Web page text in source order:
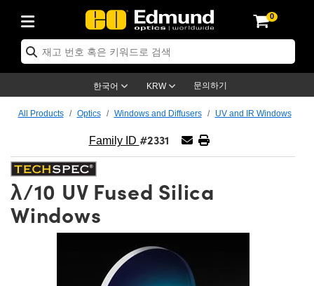
0
한국어 KRW 문의하기
Optics
Optics
Expanders
System
and Breadboards
Objectives
and Electronics
Lenses
(S-Mount Lenses)
Magnification Lenses
Objectives
Cameras
Cameras
이트 & 조명
Accessories
Targets
Targets
& Stage Micrometers
Level Test Targets
& Detection
Solutions
and Electronics
& Production
Handling Tools
Products
By Application
Imaging
By Brand
Products
신제품
Lenses
Products
Lenses
Products
Microscopy
Lenses
All Products Optics Windows and Diffusers UV and IR Windows
Family ID #2331
λ/10 UV Fused Silica
Windows